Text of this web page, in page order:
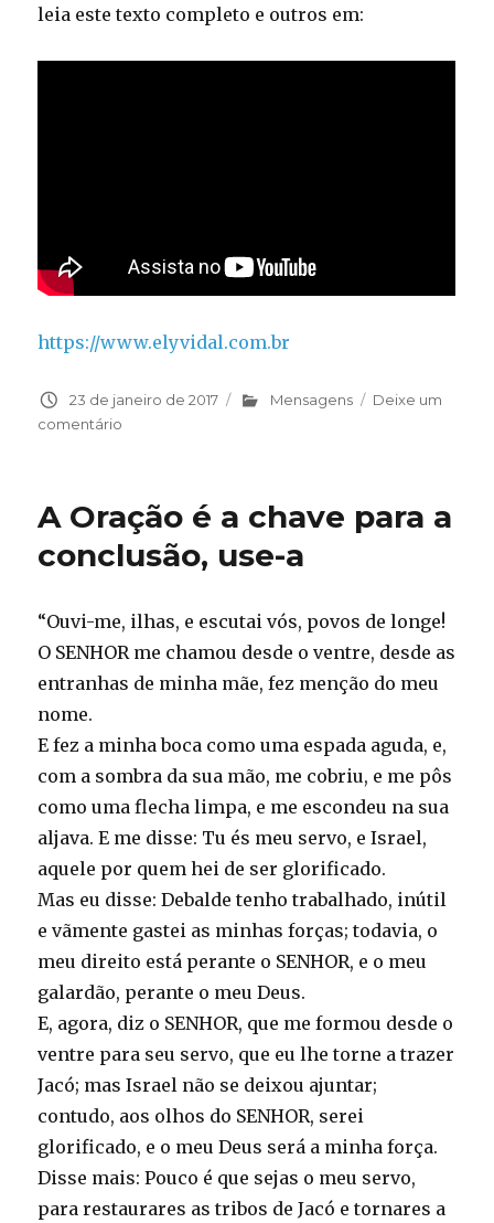
leia este texto completo e outros em:
https://www.elyvidal.com.br
Publicado
em
23 de janeiro de 2017 Categorias
Mensagens
Deixe um
comentário
A Oração é a chave para a
conclusão, use-a
“Ouvi-me, ilhas, e escutai vós, povos de longe!
O SENHOR me chamou desde o ventre, desde as
entranhas de minha mãe, fez menção do meu
nome.
E fez a minha boca como uma espada aguda, e,
com a sombra da sua mão, me cobriu, e me pôs
como uma flecha limpa, e me escondeu na sua
aljava. E me disse: Tu és meu servo, e Israel,
aquele por quem hei de ser glorificado.
Mas eu disse: Debalde tenho trabalhado, inútil
e vãmente gastei as minhas forças; todavia, o
meu direito está perante o SENHOR, e o meu
galardão, perante o meu Deus.
E, agora, diz o SENHOR, que me formou desde o
ventre para seu servo, que eu lhe torne a trazer
Jacó; mas Israel não se deixou ajuntar;
contudo, aos olhos do SENHOR, serei
glorificado, e o meu Deus será a minha força.
Disse mais: Pouco é que sejas o meu servo,
para restaurares as tribos de Jacó e tornares a